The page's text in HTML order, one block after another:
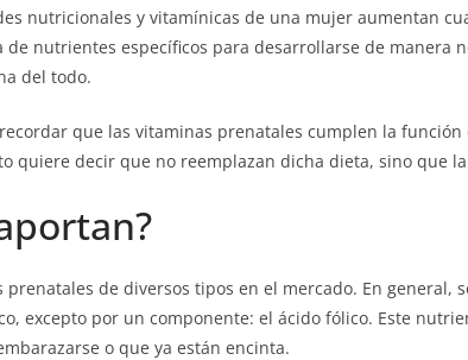
nutricionales y vitamínicas de una mujer aumentan
de nutrientes específicos para desarrollarse de manera
del todo.
que las vitaminas prenatales cumplen la
quiere decir que no reemplazan dicha dieta, sino que
prenatales de diversos tipos en el mercado. En general,
excepto por un componente: el ácido fólico. Este
o que ya están encinta.